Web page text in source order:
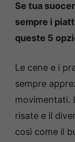
Se tua
sempre i
queste 5
Le cene e i
sempre
movimentati.
risate e il
così come il